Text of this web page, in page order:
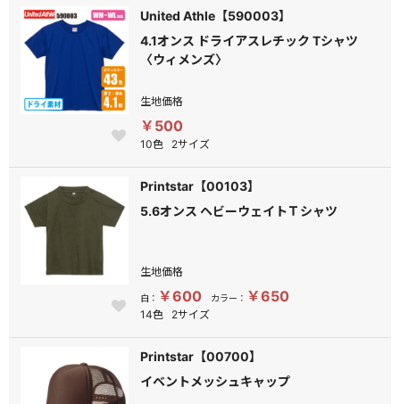
United Athle【590003】
4.1オンス ドライアスレチック Tシャツ
〈ウィメンズ〉
生地価格
￥500
10色 2サイズ
Printstar【00103】
5.6オンス ヘビーウェイトＴシャツ
生地価格
白： ￥600 カラー： ￥650
14色 2サイズ
Printstar【00700】
イベントメッシュキャップ